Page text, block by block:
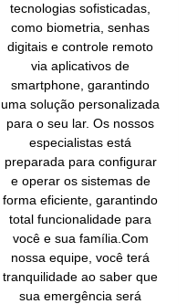
tecnologias sofisticadas,
como biometria, senhas
digitais e controle remoto
via aplicativos de
smartphone, garantindo
uma solução personalizada
para o seu lar. Os nossos
especialistas está
preparada para configurar
e operar os sistemas de
forma eficiente, garantindo
total funcionalidade para
você e sua família.Com
nossa equipe, você terá
tranquilidade ao saber que
sua emergência será